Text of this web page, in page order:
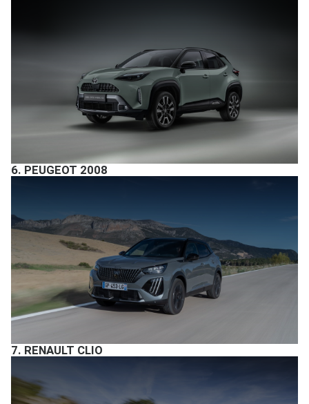
6. PEUGEOT 2008
7. RENAULT CLIO